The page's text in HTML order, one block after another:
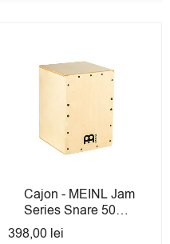
Cajon - MEINL Jam
Series Snare 50
Baltic Birch
398,00 lei